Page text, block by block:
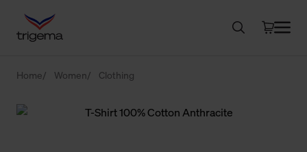
Home Women Clothing